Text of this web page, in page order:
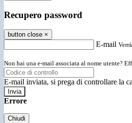
Recupero password
button close ×
E-mail
Non hai una e-mail associata al nome utente?
E-mail inviata, si prega di controllare la
Errore
Chiudi